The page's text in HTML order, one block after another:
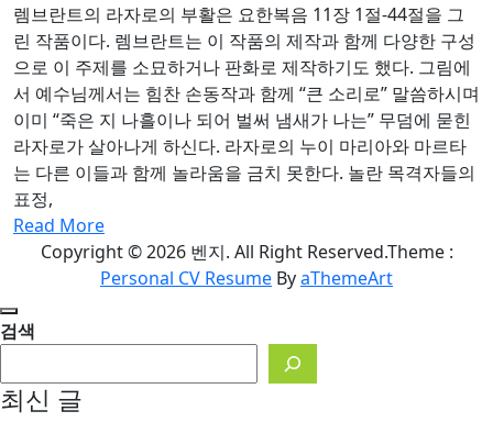
렘브란트의 라자로의 부활은 요한복음 11장 1절-44절을 그
린 작품이다. 렘브란트는 이 작품의 제작과 함께 다양한 구성
으로 이 주제를 소묘하거나 판화로 제작하기도 했다. 그림에
서 예수님께서는 힘찬 손동작과 함께 “큰 소리로” 말씀하시며
이미 “죽은 지 나흘이나 되어 벌써 냄새가 나는” 무덤에 묻힌
라자로가 살아나게 하신다. 라자로의 누이 마리아와 마르타
는 다른 이들과 함께 놀라움을 금치 못한다. 놀란 목격자들의
표정,
Read More
Copyright © 2026 벤지. All Right Reserved.Theme :
Personal CV Resume ByaThemeArt
검색
최신 글